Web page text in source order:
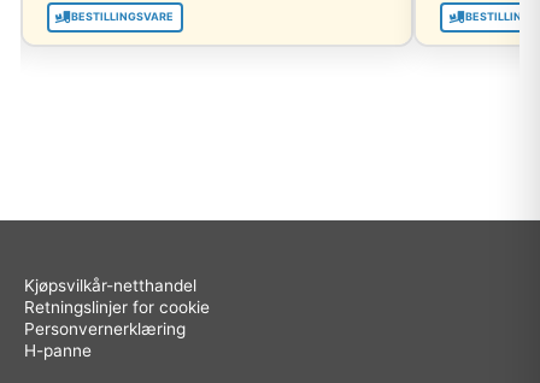
BESTILLINGSVARE
Kjøpsvilkår-netthandel
Retningslinjer for cookie
Personvernerklæring
H-panne